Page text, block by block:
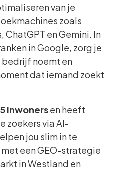
van je
zoals
ChatGPT en Gemini. In
in Google, zorg je
bedrijf noemt en
dat iemand zoekt
inwonersen heeft
zoekers via AI-
jou slim in te
een GEO-strategie
in Westland en